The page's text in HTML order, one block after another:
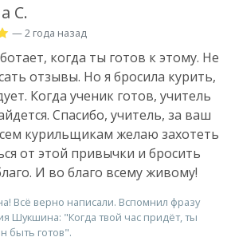
С.
— 2 года назад
когда ты готов к этому. Не
отзывы. Но я бросила курить,
Когда ученик готов, учитель
Спасибо, учитель, за ваш
курильщикам желаю захотеть
от этой привычки и бросить
И во благо всему живому!
Всё верно написали. Вспомнил фразу
Шукшина: "Когда твой час придёт, ты
быть готов".